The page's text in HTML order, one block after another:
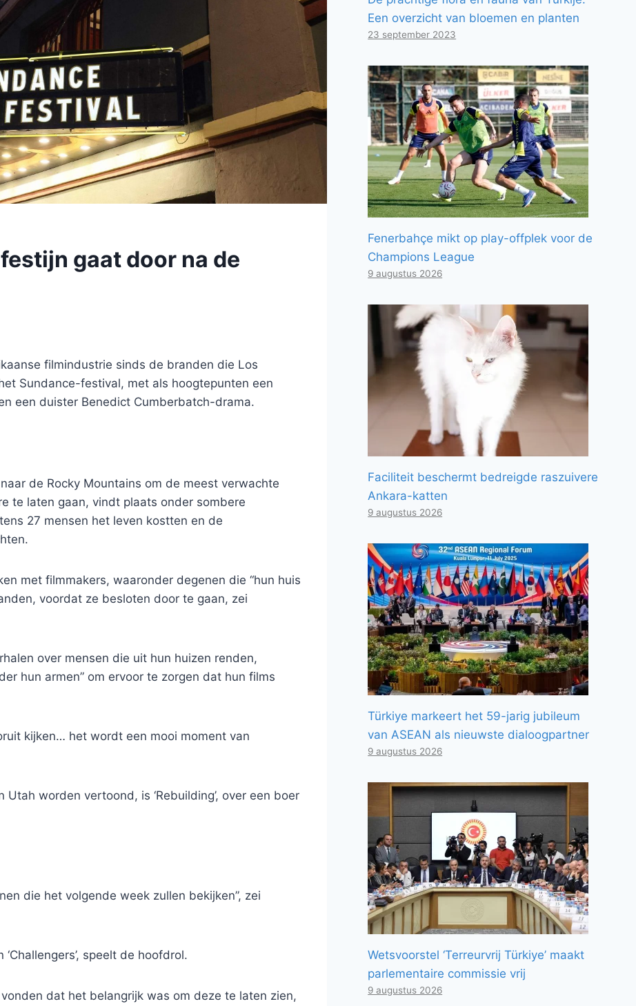
gaat door na de
filmindustrie sinds de branden die Los
Sundance-festival, met als hoogtepunten een
een duister Benedict Cumberbatch-drama.
de Rocky Mountains om de meest verwachte
te laten gaan, vindt plaats onder sombere
27 mensen het leven kostten en de
met filmmakers, waaronder degenen die “hun huis
voordat ze besloten door te gaan, zei
over mensen die uit hun huizen renden,
hun armen” om ervoor te zorgen dat hun films
kijken… het wordt een mooi moment van
worden vertoond, is ‘Rebuilding’, over een boer
die het volgende week zullen bekijken”, zei
‘Challengers’, speelt de hoofdrol.
dat het belangrijk was om deze te laten zien,
Een overzicht van bloemen en planten
23 september 2023
Fenerbahçe mikt op play-offplek voor de
Champions League
9 augustus 2026
Faciliteit beschermt bedreigde raszuivere
Ankara-katten
9 augustus 2026
Türkiye markeert het 59-jarig jubileum
van ASEAN als nieuwste dialoogpartner
9 augustus 2026
Wetsvoorstel ‘Terreurvrij Türkiye’ maakt
parlementaire commissie vrij
9 augustus 2026